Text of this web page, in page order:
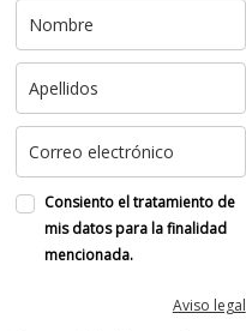
Consiento el tratamiento de
mis datos para la finalidad
mencionada.
Aviso legal